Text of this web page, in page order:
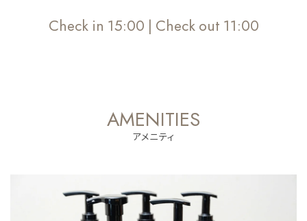
Check in 15:00 | Check out 11:00
AMENITIES
アメニティ